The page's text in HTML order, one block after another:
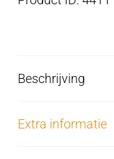
Beschrijving
Extra informatie